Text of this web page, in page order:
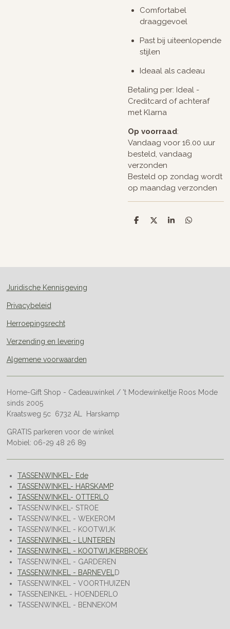
Comfortabel
draaggevoel
Past bij uiteenlopende
stijlen
Ideaal als cadeau
Betaling per: Ideal -
Creditcard of achteraf
met Klarna
Op voorraad:
Vandaag voor 16.00 uur
besteld, vandaag
verzonden
Besteld op zondag wordt
op maandag verzonden
D
D
S
D
Juridische Kennisgeving
Privacybeleid
Herroepingsrecht
Verzending en levering
Algemene voorwaarden
Home-Gift Shop - Cadeauwinkel / 't Modewinkeltje Roos Mode
sinds 2005
Kraatsweg 5c 6732 AL Harskamp
GRATIS parkeren voor de winkel
Mobiel: 06-29 48 26 89
TASSENWINKEL- Ede
TASSENWINKEL- HARSKAMP
TASSENWINKEL- OTTERLO
TASSENWINKEL- STROE
TASSENWINKEL - WEKEROM
TASSENWINKEL - KOOTWIJK
TASSENWINKEL - LUNTEREN
TASSENWINKEL - KOOTWIJKERBROEK
TASSENWINKEL - GARDEREN
TASSENWINKEL - BARNEVELD
TASSENWINKEL - VOORTHUIZEN
TASSENEINKEL - HOENDERLO
TASSENWINKEL - BENNEKOM